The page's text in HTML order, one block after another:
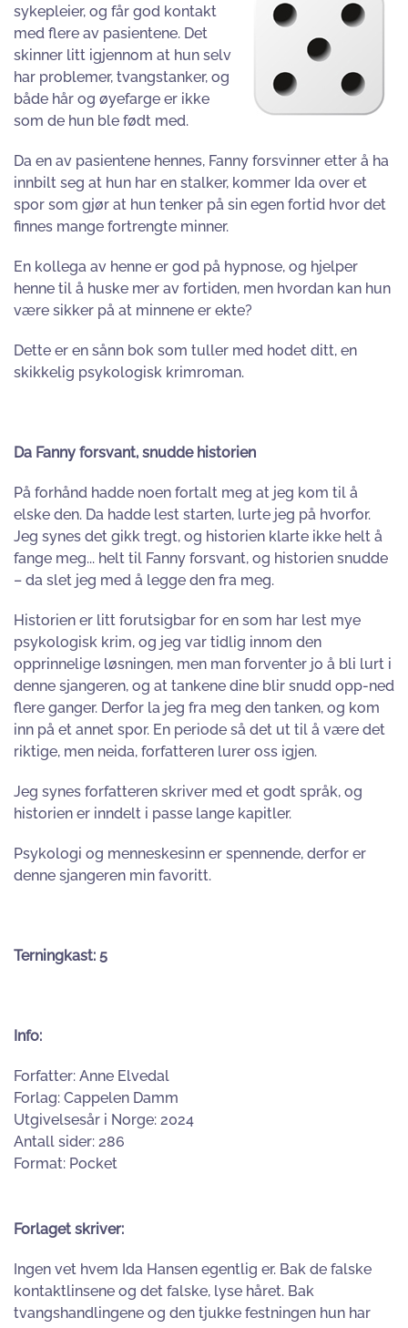
sykepleier, og får god kontakt
med flere av pasientene. Det
skinner litt igjennom at hun selv
har problemer, tvangstanker, og
både hår og øyefarge er ikke
som de hun ble født med.
Da en av pasientene hennes, Fanny forsvinner etter å ha
innbilt seg at hun har en stalker, kommer Ida over et
spor som gjør at hun tenker på sin egen fortid hvor det
finnes mange fortrengte minner.
En kollega av henne er god på hypnose, og hjelper
henne til å huske mer av fortiden, men hvordan kan hun
være sikker på at minnene er ekte?
Dette er en sånn bok som tuller med hodet ditt, en
skikkelig psykologisk krimroman.
Da Fanny forsvant, snudde historien
På forhånd hadde noen fortalt meg at jeg kom til å
elske den. Da hadde lest starten, lurte jeg på hvorfor.
Jeg synes det gikk tregt, og historien klarte ikke helt å
fange meg... helt til Fanny forsvant, og historien snudde
– da slet jeg med å legge den fra meg.
Historien er litt forutsigbar for en som har lest mye
psykologisk krim, og jeg var tidlig innom den
opprinnelige løsningen, men man forventer jo å bli lurt i
denne sjangeren, og at tankene dine blir snudd opp-ned
flere ganger. Derfor la jeg fra meg den tanken, og kom
inn på et annet spor. En periode så det ut til å være det
riktige, men neida, forfatteren lurer oss igjen.
Jeg synes forfatteren skriver med et godt språk, og
historien er inndelt i passe lange kapitler.
Psykologi og menneskesinn er spennende, derfor er
denne sjangeren min favoritt.
Terningkast: 5
Info:
Forfatter: Anne Elvedal
Forlag: Cappelen Damm
Utgivelsesår i Norge: 2024
Antall sider: 286
Format: Pocket
Forlaget skriver:
Ingen vet hvem Ida Hansen egentlig er. Bak de falske
kontaktlinsene og det falske, lyse håret. Bak
tvangshandlingene og den tjukke festningen hun har